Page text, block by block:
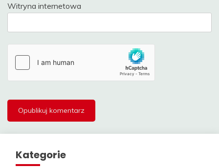
Witryna internetowa
Kategorie